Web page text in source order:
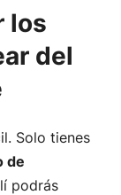
los
del
Solo tienes
de
podrás